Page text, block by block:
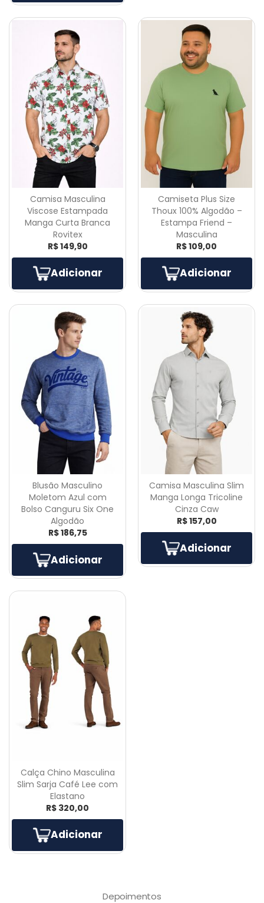
Camisa Masculina
Viscose Estampada
Manga Curta Branca
Rovitex
R$ 149,90
Adicionar
Camiseta Plus Size
Thoux 100% Algodão –
Estampa Friend –
Masculina
R$ 109,00
Adicionar
Blusão Masculino
Moletom Azul com
Bolso Canguru Six One
Algodão
R$ 186,75
Adicionar
Camisa Masculina Slim
Manga Longa Tricoline
Cinza Caw
R$ 157,00
Adicionar
Calça Chino Masculina
Slim Sarja Café Lee com
Elastano
R$ 320,00
Adicionar
Depoimentos